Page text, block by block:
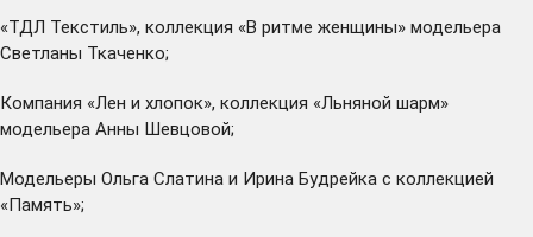
«ТДЛ Текстиль», коллекция «В ритме женщины» модельера
Светланы Ткаченко;
Компания «Лен и хлопок», коллекция «Льняной шарм»
модельера Анны Шевцовой;
Модельеры Ольга Слатина и Ирина Будрейка с коллекцией
«Память»;